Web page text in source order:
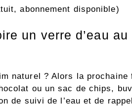
abonnement disponible)
un verre d’eau au
naturel ? Alors la prochaine
ou un sac de chips,
de suivi de l’eau et de